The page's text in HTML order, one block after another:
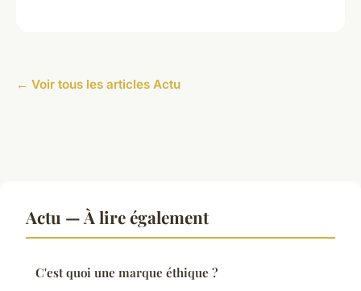
← Voir tous les articles Actu
Actu — À lire également
C'est quoi une marque éthique ?